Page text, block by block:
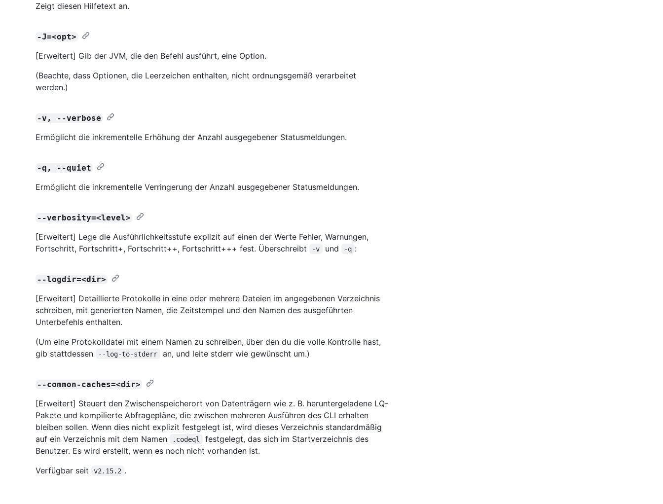
Zeigt diesen Hilfetext an.
-J=<opt>
[Erweitert] Gib der JVM, die den Befehl ausführt, eine Option.
(Beachte, dass Optionen, die Leerzeichen enthalten, nicht ordnungsgemäß verarbeitet
werden.)
-v, --verbose
Ermöglicht die inkrementelle Erhöhung der Anzahl ausgegebener Statusmeldungen.
-q, --quiet
Ermöglicht die inkrementelle Verringerung der Anzahl ausgegebener Statusmeldungen.
--verbosity=<level>
[Erweitert] Lege die Ausführlichkeitsstufe explizit auf einen der Werte Fehler, Warnungen,
Fortschritt, Fortschritt+, Fortschritt++, Fortschritt+++ fest. Überschreibt
-v und -q :
--logdir=<dir>
[Erweitert] Detaillierte Protokolle in eine oder mehrere Dateien im angegebenen Verzeichnis
schreiben, mit generierten Namen, die Zeitstempel und den Namen des ausgeführten
Unterbefehls enthalten.
(Um eine Protokolldatei mit einem Namen zu schreiben, über den du die volle Kontrolle hast,
gib stattdessen
--log-to-stderr an, und leite stderr wie gewünscht um.)
--common-caches=<dir>
[Erweitert] Steuert den Zwischenspeicherort von Datenträgern wie z. B. heruntergeladene LQ-
Pakete und kompilierte Abfragepläne, die zwischen mehreren Ausführen des CLI erhalten
bleiben sollen. Wenn dies nicht explizit festgelegt ist, wird dieses Verzeichnis standardmäßig
auf ein Verzeichnis mit dem Namen
.codeql
festgelegt, das sich im Startverzeichnis des
Benutzer. Es wird erstellt, wenn es noch nicht vorhanden ist.
Verfügbar seit
v2.15.2 .